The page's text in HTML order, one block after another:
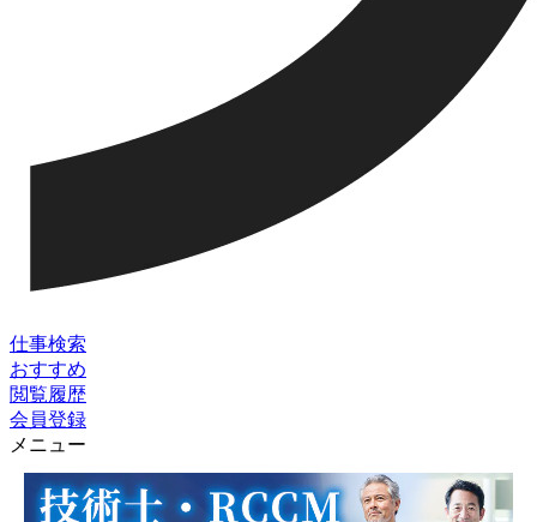
仕事検索
おすすめ
閲覧履歴
会員登録
メニュー